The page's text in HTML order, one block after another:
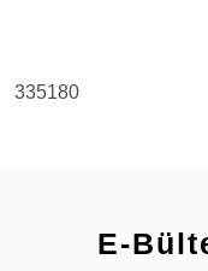
335180
E-